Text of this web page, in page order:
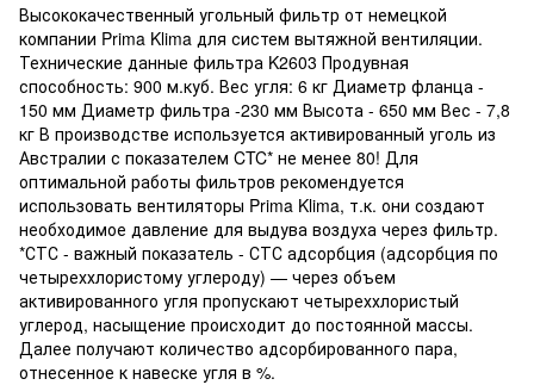
Высококачественный угольный фильтр от немецкой
компании Prima Klima для систем вытяжной вентиляции.
Технические данные фильтра K2603 Продувная
способность: 900 м.куб. Вес угля: 6 кг Диаметр фланца -
150 мм Диаметр фильтра -230 мм Высота - 650 мм Вес - 7,8
кг В производстве используется активированный уголь из
Австралии с показателем CTC* не менее 80! Для
оптимальной работы фильтров рекомендуется
использовать вентиляторы Prima Klima, т.к. они создают
необходимое давление для выдува воздуха через фильтр.
*СТС - важный показатель - СТС адсорбция (адсорбция по
четыреххлористому углероду) — через объем
активированного угля пропускают четыреххлористый
углерод, насыщение происходит до постоянной массы.
Далее получают количество адсорбированного пара,
отнесенное к навеске угля в %.